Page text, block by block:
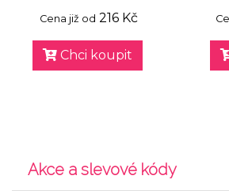
Cena již od 216 Kč
Chci koupit
Akce a slevové kódy